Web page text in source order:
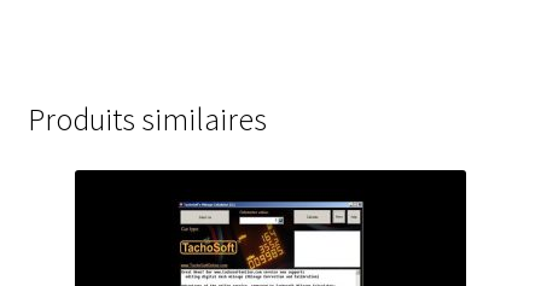
Produits similaires